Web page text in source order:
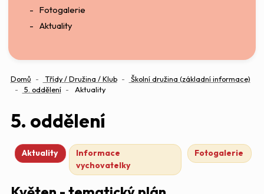
Fotogalerie
Aktuality
Domů Třídy / Družina / Klub
Školní družina (základní informace)
5. oddělení
Aktuality
5. oddělení
Aktuality
Informace
vychovatelky
Fotogalerie